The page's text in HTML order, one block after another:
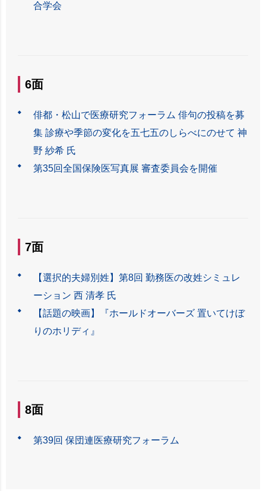
合学会
6面
俳都・松山で医療研究フォーラム 俳句の投稿を募
集 診療や季節の変化を五七五のしらべにのせて 神
野 紗希 氏
第35回全国保険医写真展 審査委員会を開催
7面
【選択的夫婦別姓】第8回 勤務医の改姓シミュレ
ーション 西 清孝 氏
【話題の映画】『ホールドオーバーズ 置いてけぼ
りのホリディ』
8面
第39回 保団連医療研究フォーラム